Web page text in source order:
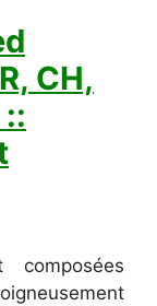
CH,
composées